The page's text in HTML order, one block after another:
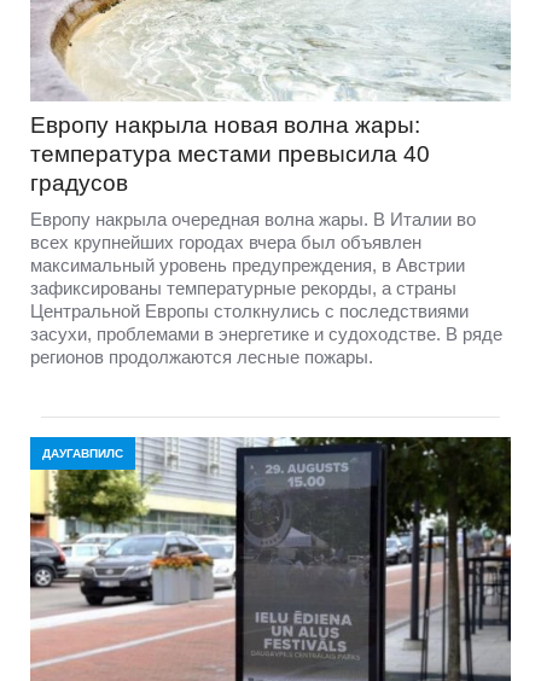
Европу накрыла новая волна жары:
температура местами превысила 40
градусов
Европу накрыла очередная волна жары. В Италии во
всех крупнейших городах вчера был объявлен
максимальный уровень предупреждения, в Австрии
зафиксированы температурные рекорды, а страны
Центральной Европы столкнулись с последствиями
засухи, проблемами в энергетике и судоходстве. В ряде
регионов продолжаются лесные пожары.
ДАУГАВПИЛС